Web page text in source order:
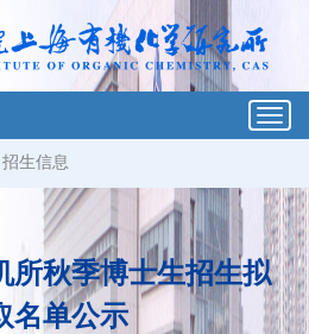
招生信息
所秋季博士生招生拟
名单公示